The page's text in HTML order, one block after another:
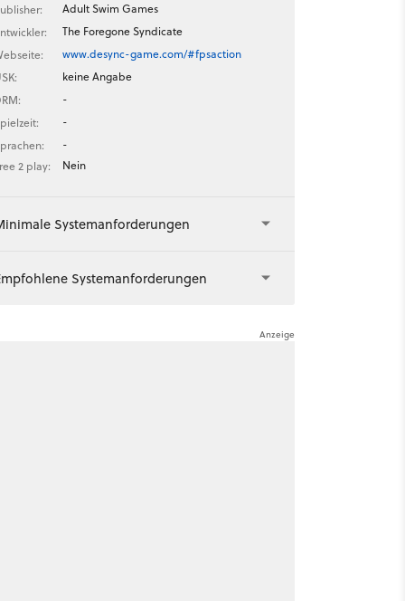
Adult Swim Games
The Foregone Syndicate
www.desync-game.com/#fpsaction
keine Angabe
-
-
-
2 play:
Nein
Systemanforderungen
Systemanforderungen